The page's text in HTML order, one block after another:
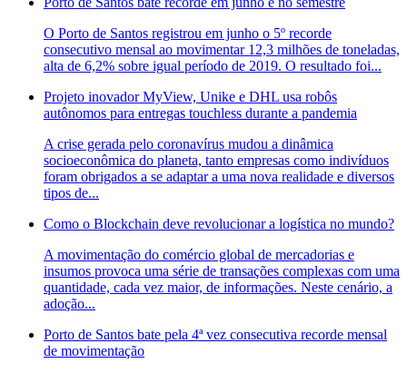
O Porto de Santos registrou em junho o 5º recorde
consecutivo mensal ao movimentar 12,3 milhões de toneladas,
alta de 6,2% sobre igual período de 2019. O resultado foi...
Projeto inovador MyView, Unike e DHL usa robôs
autônomos para entregas touchless durante a pandemia
A crise gerada pelo coronavírus mudou a dinâmica
socioeconômica do planeta, tanto empresas como indivíduos
foram obrigados a se adaptar a uma nova realidade e diversos
tipos de...
Como o Blockchain deve revolucionar a logística no mundo?
A movimentação do comércio global de mercadorias e
insumos provoca uma série de transações complexas com uma
quantidade, cada vez maior, de informações. Neste cenário, a
adoção...
Porto de Santos bate pela 4ª vez consecutiva recorde mensal
de movimentação